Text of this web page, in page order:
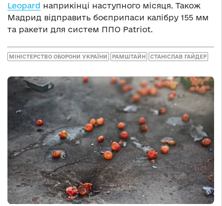
Leopard наприкінці наступного місяця. Також
Мадрид відправить боєприпаси калібру 155 мм
та ракети для систем ППО Patriot.
МІНІСТЕРСТВО ОБОРОНИ УКРАЇНИ РАМШТАЙН СТАНІСЛАВ ГАЙДЕР